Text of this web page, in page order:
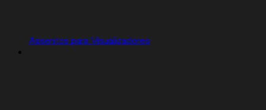
Assentos para Visualizadores